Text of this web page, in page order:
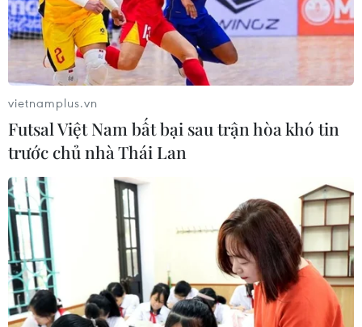
Tứ kết hạng cân 67kg nữ, nhưng sau đó để thua võ sỹ
chủ nhà ở bán kết, Bạc Thị Khiêm dừng chân ở ASIAD
2023 với tấm huy chương Đồng.
vietnamplus.vn
Futsal Việt Nam bất bại sau trận hòa khó tin
trước chủ nhà Thái Lan